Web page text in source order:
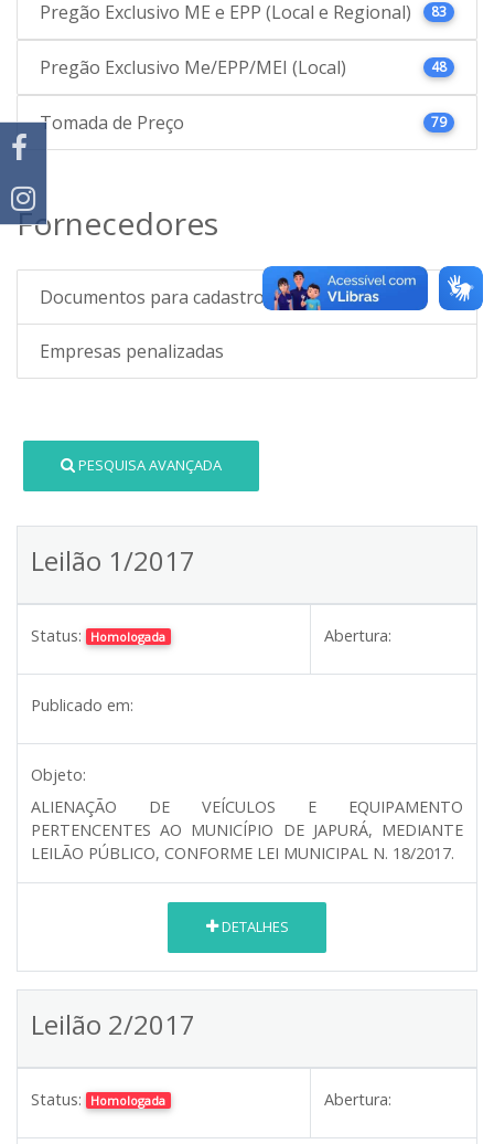
Pregão Exclusivo ME e EPP (Local e Regional) 83
Pregão Exclusivo Me/EPP/MEI (Local) 48
Tomada de Preço 79
Fornecedores
Documentos para cadastro
Empresas penalizadas
PESQUISA AVANÇADA
Leilão 1/2017
Status: Homologada Abertura:
Publicado em:
Objeto:
ALIENAÇÃO DE VEÍCULOS E EQUIPAMENTO
PERTENCENTES AO MUNICÍPIO DE JAPURÁ, MEDIANTE
LEILÃO PÚBLICO, CONFORME LEI MUNICIPAL N. 18/2017.
DETALHES
Leilão 2/2017
Status: Homologada Abertura: